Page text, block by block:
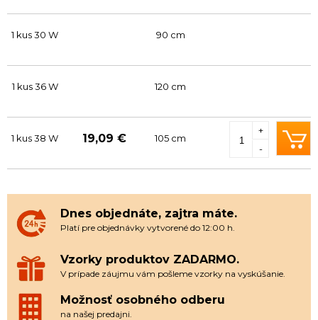
1 kus 30 W 90 cm
1 kus 36 W 120 cm
1 kus 38 W 19,09 €
105 cm
-
+
Dnes objednáte, zajtra máte.
Platí pre objednávky vytvorené do 12:00 h.
Vzorky produktov ZADARMO.
V prípade záujmu vám pošleme vzorky na vyskúšanie.
Možnosť osobného odberu
na našej predajni.